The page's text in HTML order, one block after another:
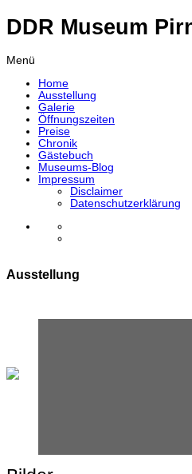
DDR Museum
Menü
Home
Ausstellung
Galerie
Öffnungszeiten
Preise
Chronik
Gästebuch
Museums-Blog
Impressum
Disclaimer
Datenschutzerklärung
Ausstellung